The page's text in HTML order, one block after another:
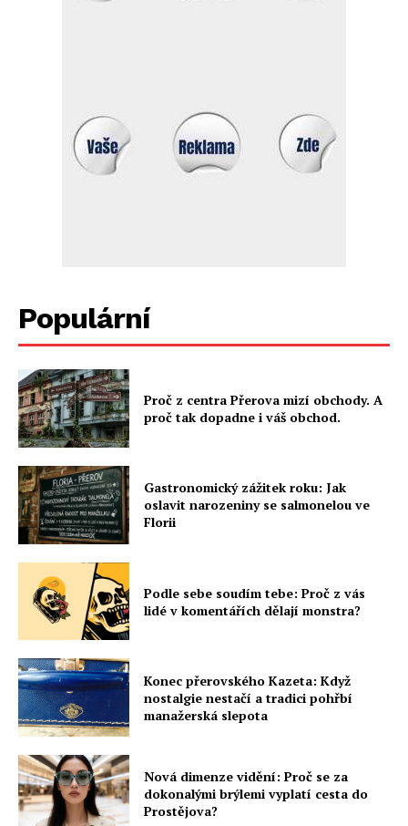
Populární
Proč z centra Přerova mizí obchody. A
proč tak dopadne i váš obchod.
Gastronomický zážitek roku: Jak
oslavit narozeniny se salmonelou ve
Florii
Podle sebe soudím tebe: Proč z vás
lidé v komentářích dělají monstra?
Konec přerovského Kazeta: Když
nostalgie nestačí a tradici pohřbí
manažerská slepota
Nová dimenze vidění: Proč se za
dokonalými brýlemi vyplatí cesta do
Prostějova?